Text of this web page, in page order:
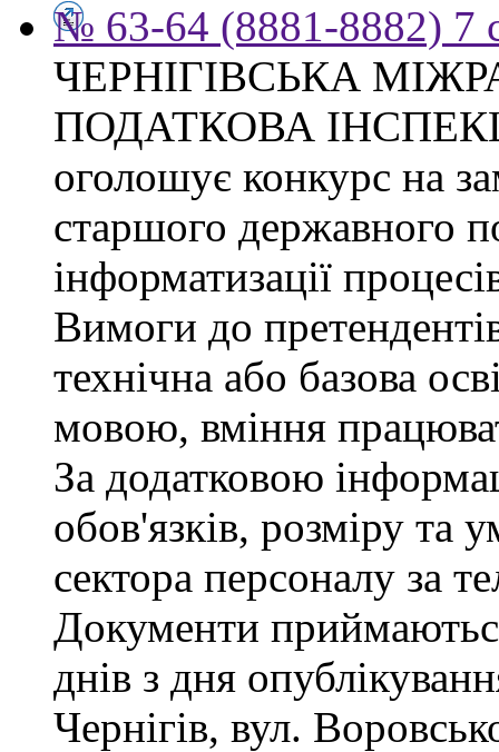
№ 63-64 (8881-8882) 7
ЧЕРНІГІВСЬКА
ПОДАТКОВА
оголошує конкурс на
старшого державного
інформатизації
Вимоги до
технічна або базова
мовою, вміння
За додатковою
обов'язків, розміру та
сектора персоналу за
Документи
днів з дня
Чернігів, вул.